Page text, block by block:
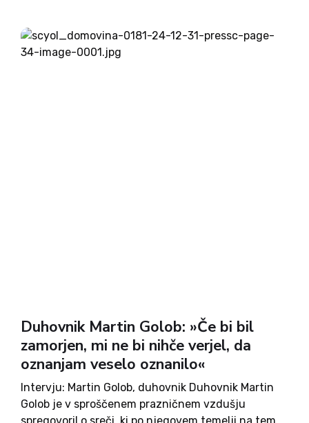
so se namreč pred časom obrnili starši otroka, ki je
bil v enem od ljubljanskih javnih...
Duhovnik Martin Golob: »Če bi bil
zamorjen, mi ne bi nihče verjel, da
oznanjam veselo oznanilo«
Intervju: Martin Golob, duhovnik Duhovnik Martin
Golob je v sproščenem prazničnem vzdušju